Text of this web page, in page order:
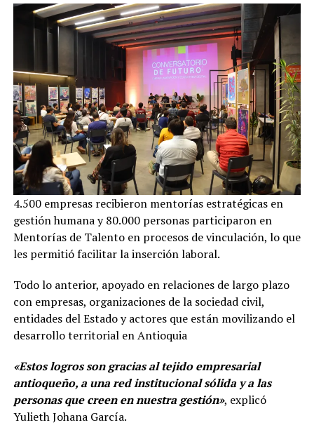
4.500 empresas recibieron mentorías estratégicas en
gestión humana y 80.000 personas participaron en
Mentorías de Talento en procesos de vinculación, lo que
les permitió facilitar la inserción laboral.
Todo lo anterior, apoyado en relaciones de largo plazo
con empresas, organizaciones de la sociedad civil,
entidades del Estado y actores que están movilizando el
desarrollo territorial en Antioquia
«Estos logros son gracias al tejido empresarial
antioqueño, a una red institucional sólida y a las
personas que creen en nuestra gestión», explicó
Yulieth Johana García.